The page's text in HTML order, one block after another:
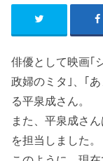
俳優として映画｢
政婦のミタ｣、｢
る平泉成さん。
また、平泉成さ
を担当しました。